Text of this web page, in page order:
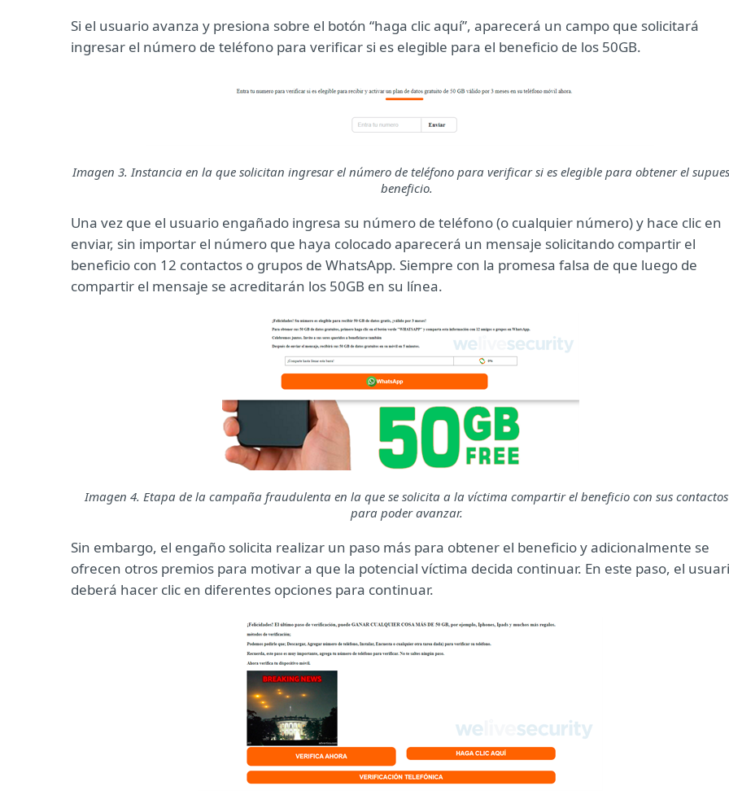
Si el usuario avanza y presiona sobre el botón “haga clic aquí”, aparecerá un campo que solicitará
ingresar el número de teléfono para verificar si es elegible para el beneficio de los 50GB.
Imagen 3. Instancia en la que solicitan ingresar el número de teléfono para verificar si es elegible para obtener el
beneficio.
Una vez que el usuario engañado ingresa su número de teléfono (o cualquier número) y hace clic en
enviar, sin importar el número que haya colocado aparecerá un mensaje solicitando compartir el
beneficio con 12 contactos o grupos de WhatsApp. Siempre con la promesa falsa de que luego de
compartir el mensaje se acreditarán los 50GB en su línea.
Imagen 4. Etapa de la campaña fraudulenta en la que se solicita a la víctima compartir el beneficio con sus contactos
para poder avanzar.
Sin embargo, el engaño solicita realizar un paso más para obtener el beneficio y adicionalmente se
ofrecen otros premios para motivar a que la potencial víctima decida continuar. En este paso, el
deberá hacer clic en diferentes opciones para continuar.